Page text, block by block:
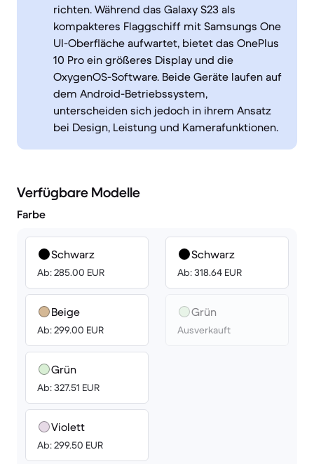
richten. Während das Galaxy S23 als
kompakteres Flaggschiff mit Samsungs One
UI-Oberfläche aufwartet, bietet das OnePlus
10 Pro ein größeres Display und die
OxygenOS-Software. Beide Geräte laufen auf
dem Android-Betriebssystem,
unterscheiden sich jedoch in ihrem Ansatz
bei Design, Leistung und Kamerafunktionen.
Verfügbare Modelle
Farbe
Schwarz
Ab: 285.00 EUR
Beige
Ab: 299.00 EUR
Grün
Ab: 327.51 EUR
Violett
Ab: 299.50 EUR
Schwarz
Ab: 318.64 EUR
Grün
Ausverkauft